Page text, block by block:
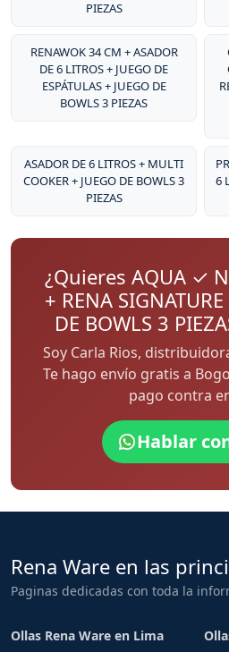
PIEZAS
RENAWOK 34 CM + ASADOR
DE 6 LITROS + JUEGO DE
ESPÁTULAS + JUEGO DE
BOWLS 3 PIEZAS
ASADOR DE 6 LITROS + MULTI
COOKER + JUEGO DE BOWLS 3
PIEZAS
6
¿Quieres AQUA ✓
+ RENA
DE BOWLS 3
Soy Carla Rios,
Te hago envío gratis a
pago contra
Hablar
Rena Ware en las
Paginas dedicadas con toda la
Ollas Rena Ware en Lima